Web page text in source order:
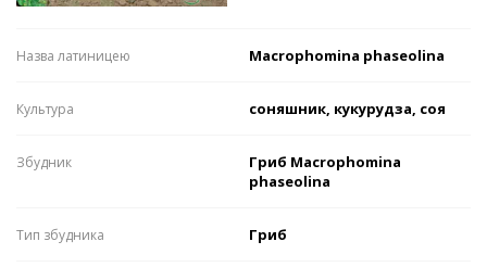
Назва латиницею Macrophomina phaseolina
Культура соняшник, кукурудза, соя
Збудник
Гриб Macrophomina
phaseolina
Тип збудника Гриб